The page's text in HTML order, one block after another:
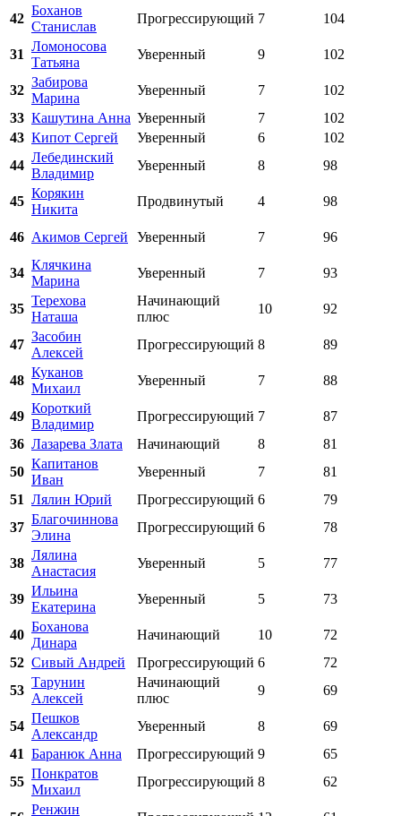
42
Боханов
Станислав
Прогрессирующий 7 104
31
Ломоносова
Татьяна
Уверенный 9 102
32
Забирова
Марина
Уверенный 7
102
33 Кашутина Анна Уверенный 7
102
43 Кипот Сергей Уверенный 6
102
44
Лебединский
Владимир
Уверенный 8 98
45
Корякин
Никита
Продвинутый 4 98
46 Акимов Сергей Уверенный 7 96
34
Клячкина
Марина
Уверенный 7 93
35
Терехова
Наташа
Начинающий
плюс
10 92
47
Засобин
Алексей
Прогрессирующий 8 89
48
Куканов
Михаил
Уверенный 7 88
49
Короткий
Владимир
Прогрессирующий 7
87
36 Лазарева Злата Начинающий 8
81
50
Капитанов
Иван
Уверенный 7
81
51 Лялин Юрий Прогрессирующий 6
79
37
Благочиннова
Элина
Прогрессирующий 6 78
38
Лялина
Анастасия
Уверенный 5 77
39
Ильина
Екатерина
Уверенный 5 73
40
Боханова
Динара
Начинающий 10
72
52 Сивый Андрей Прогрессирующий 6
72
53
Тарунин
Алексей
Начинающий
плюс
9 69
54
Пешков
Александр
Уверенный 8
69
41 Баранюк Анна Прогрессирующий 9
65
55
Понкратов
Михаил
Прогрессирующий 8 62
Ренжин